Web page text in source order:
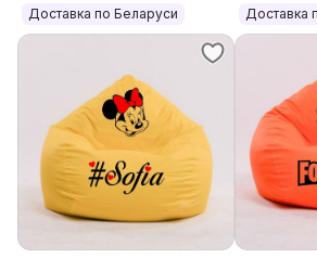
например, и прочее).
- Также можно заказать отдельно
наполнитель (шарики пенопласта).
- Мы стараемся, чтобы Вам было
Звоните по любым вопросам!
Доставка по Беларуси Доставка